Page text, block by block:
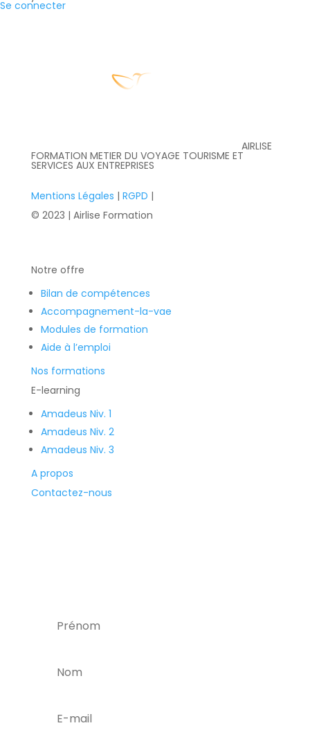
Se connecter
AIRLISE
FORMATION METIER DU VOYAGE TOURISME ET
SERVICES AUX ENTREPRISES
Mentions Légales | RGPD |
© 2023 | Airlise Formation
Notre offre
Bilan de compétences
Accompagnement-la-vae
Modules de formation
Aide à l’emploi
Nos formations
E-learning
Amadeus Niv. 1
Amadeus Niv. 2
Amadeus Niv. 3
A propos
Contactez-nous